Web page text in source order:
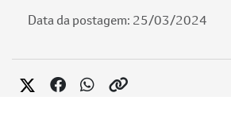
Data da postagem: 25/03/2024